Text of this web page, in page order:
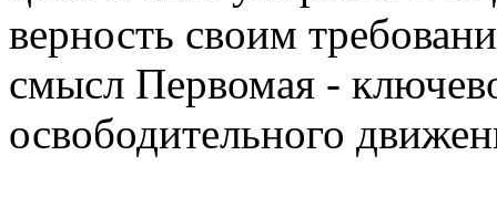
верность своим
смысл Первомая -
освободительного